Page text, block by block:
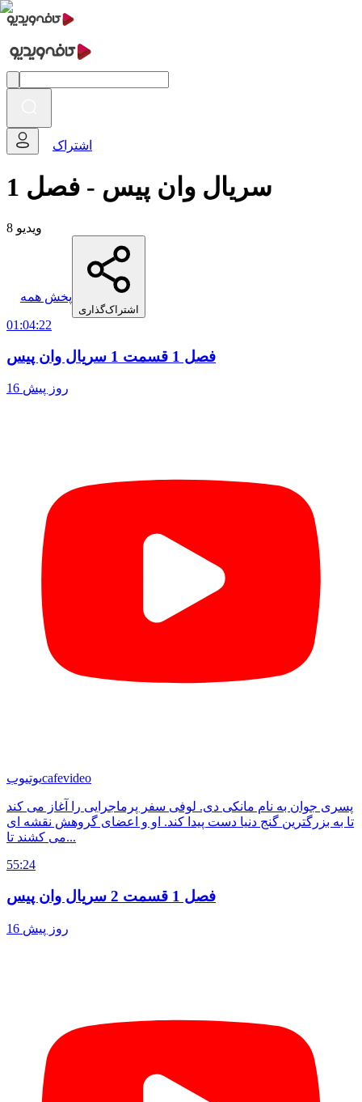
اشتراک
سریال وان پیس - فصل 1
8 ویدیو
پخش همه
اشتراک‌گذاری
01:04:22
فصل 1 قسمت 1 سریال وان پیس
16 روز پیش
یوتیوبcafevideo
پسری جوان به نام مانکی دی. لوفی سفر پرماجرایی را آغاز می کند
تا به بزرگترین گنج دنیا دست پیدا کند. او و اعضای گروهش نقشه ای
می کشند تا...
55:24
فصل 1 قسمت 2 سریال وان پیس
16 روز پیش